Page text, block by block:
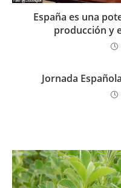
España es una
producción y
Jornada